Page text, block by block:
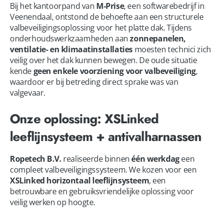
Bij het kantoorpand van M-Prise, een softwarebedrijf in
Veenendaal, ontstond de behoefte aan een structurele
valbeveiligingsoplossing voor het platte dak. Tijdens
onderhoudswerkzaamheden aanzonnepanelen,
ventilatie- en klimaatinstallatiesmoesten technici zich
veilig over het dak kunnen bewegen. De oude situatie
kendegeen enkele voorziening voor valbeveiliging,
waardoor er bij betreding direct sprake was van
valgevaar.
Onze oplossing: XSLinked
leeflijnsysteem + antivalharnassen
Ropetech B.V. realiseerde binnenéén werkdageen
compleet valbeveiligingssysteem. We kozen voor een
XSLinked horizontaal leeflijnsysteem, een
betrouwbare en gebruiksvriendelijke oplossing voor
veilig werken op hoogte.